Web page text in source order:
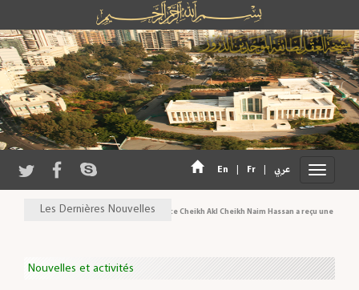
En Fr عربي
Les Dernières NouvellesSon Eminence Cheikh Akl Cheikh Naim Hassan a reçu une
Nouvelles et activités